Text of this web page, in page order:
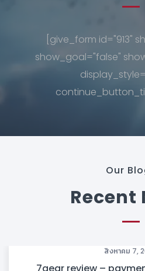
[give_form id="913"
show_goal="false"
Our
Recent
สิงหาคม 7,
7gear review –